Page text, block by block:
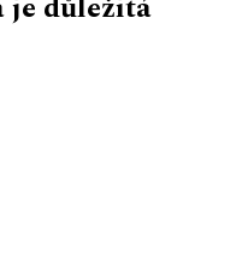
je důležitá